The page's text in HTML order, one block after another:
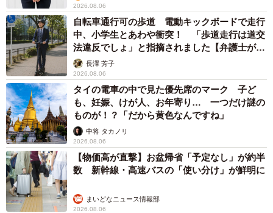
2026.08.06
自転車通行可の歩道 電動キックボードで走行
中、小学生とあわや衝突！ 「歩道走行は道交
法違反でしょ」と指摘されました【弁護士が解
説】長澤 芳子
2026.08.06
タイの電車の中で見た優先席のマーク 子ど
も、妊娠、けが人、お年寄り… 一つだけ謎の
ものが！？「だから黄色なんですね」
中将 タカノリ
2026.08.06
【物価高が直撃】お盆帰省「予定なし」が約半
数 新幹線・高速バスの「使い分け」が鮮明に
まいどなニュース情報部
2026.08.06